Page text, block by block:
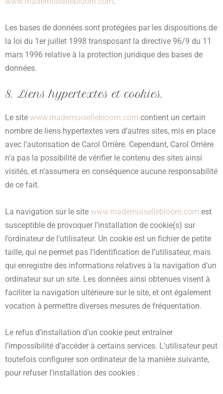
Les bases de données sont protégées par les dispositions de
la loi du 1er juillet 1998 transposant la directive 96/9 du 11
mars 1996 relative à la protection juridique des bases de
données.
8. Liens hypertextes et cookies.
Le site www.mademoisellebloom.com contient un certain
nombre de liens hypertextes vers d’autres sites, mis en place
avec l’autorisation de Carol Orrière. Cependant, Carol Orrière
n’a pas la possibilité de vérifier le contenu des sites ainsi
visités, et n’assumera en conséquence aucune responsabilité
de ce fait.
La navigation sur le site www.mademoisellebloom.com est
susceptible de provoquer l’installation de cookie(s) sur
l’ordinateur de l’utilisateur. Un cookie est un fichier de petite
taille, qui ne permet pas l’identification de l’utilisateur, mais
qui enregistre des informations relatives à la navigation d’un
ordinateur sur un site. Les données ainsi obtenues visent à
faciliter la navigation ultérieure sur le site, et ont également
vocation à permettre diverses mesures de fréquentation.
Le refus d’installation d’un cookie peut entraîner
l’impossibilité d’accéder à certains services. L’utilisateur peut
toutefois configurer son ordinateur de la manière suivante,
pour refuser l’installation des cookies :